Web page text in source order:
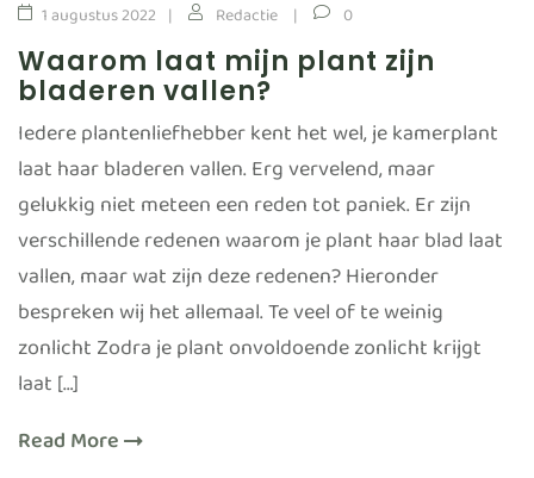
1 augustus 2022 Redactie 0
Waarom laat mijn plant zijn
bladeren vallen?
Iedere plantenliefhebber kent het wel, je kamerplant
laat haar bladeren vallen. Erg vervelend, maar
gelukkig niet meteen een reden tot paniek. Er zijn
verschillende redenen waarom je plant haar blad laat
vallen, maar wat zijn deze redenen? Hieronder
bespreken wij het allemaal. Te veel of te weinig
zonlicht Zodra je plant onvoldoende zonlicht krijgt
laat […]
Read More